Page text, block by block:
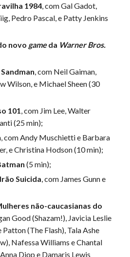
1984, com Gal Gadot,
Pedro Pascal, e Patty Jenkins
novo gameda Warner Bros.
, com Neil Gaiman,
Wilson, e Michael Sheen (30
101, com Jim Lee, Walter
(25 min);
, com Andy Muschietti e Barbara
e Christina Hodson (10 min);
(5 min);
Suicida, com James Gunn e
não-caucasianas do
Good (Shazam!), Javicia Leslie
(The Flash), Tala Ashe
Nafessa Williams e Chantal
Diop e Damaris Lewis